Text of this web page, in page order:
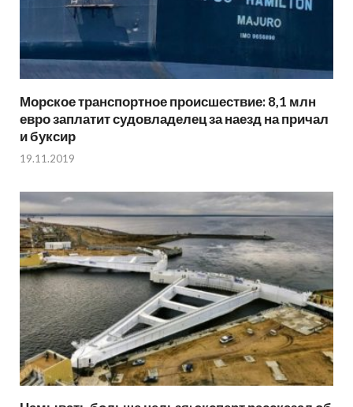
Морское транспортное происшествие: 8,1 млн
евро заплатит судовладелец за наезд на причал
и буксир
19.11.2019